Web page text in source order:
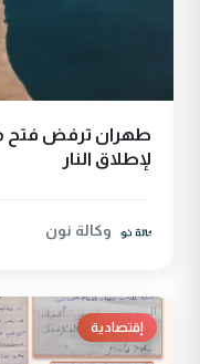
طهران ترفض فتح
لإطلاق النار
وكالة نون
إقتصادية